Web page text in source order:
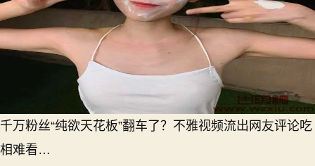
千万粉丝“纯欲天花板”翻车了？不雅视频流出网友评论吃
相难看…